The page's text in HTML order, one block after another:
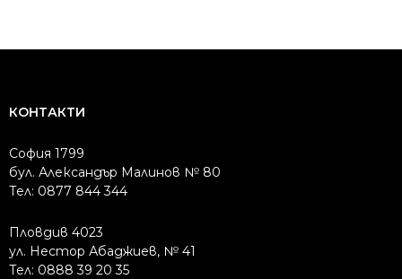
КОНТАКТИ
София 1799
бул. Александър Малинов № 80
Тел: 0877 844 344
Пловдив 4023
ул. Нестор Абаджиев, № 41
Тел: 0888 39 20 35